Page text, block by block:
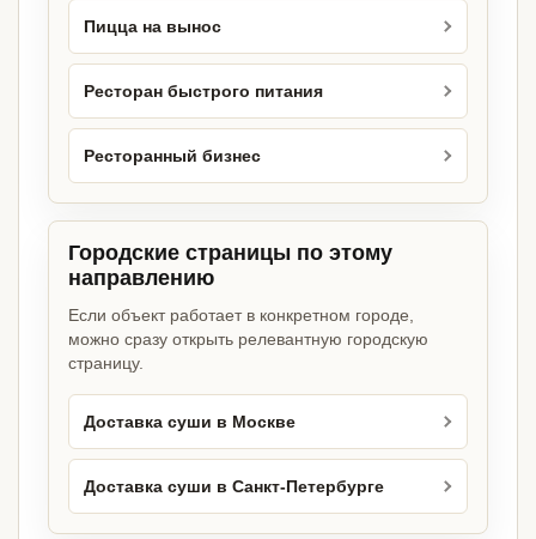
Пицца на вынос
Ресторан быстрого питания
Ресторанный бизнес
Городские страницы по этому
направлению
Если объект работает в конкретном городе,
можно сразу открыть релевантную городскую
страницу.
Доставка суши в Москве
Доставка суши в Санкт-Петербурге